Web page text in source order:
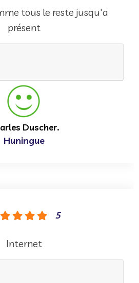
tous le reste jusqu'a
présent
Duscher.
Huningue
5
Internet